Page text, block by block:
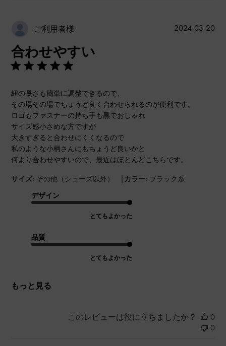
ご利用者様
合わせやすい
紐の長さも簡単に調整できるので、
その場その場でちょうど良く合わせられるのが便利です。
ロゴもファスナーの持ち手も黒でおしゃれ
サイズ感小さめな方ですが
大きすぎると合わせにくくなるので
私のような小柄さんにもちょうど良いかと
何より合わせやすいので、最近はほとんどこちらです。
サイズ: その他（シューズ以外） | カラー: ブラック系
デザイン
とてもよかった
品質
とてもよかった
もっと見る
公
2024-03-20
このレビューは役に立ちましたか？
0
0